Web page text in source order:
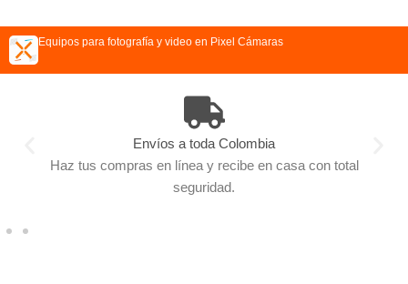
Equipos para fotografía y video en Pixel Cámaras
Escoge como pagar
Diferentes métodos de pago para hacer tu
eliges como hacerlo.